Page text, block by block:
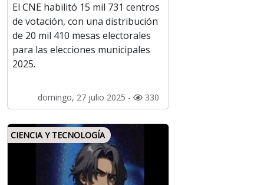
El CNE habilitó 15 mil 731 centros
de votación, con una distribución
de 20 mil 410 mesas electorales
para las elecciones municipales
2025.
domingo, 27 julio 2025 - 330
CIENCIA Y TECNOLOGÍA